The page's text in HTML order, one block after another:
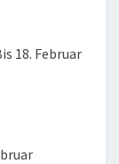
18. Februar